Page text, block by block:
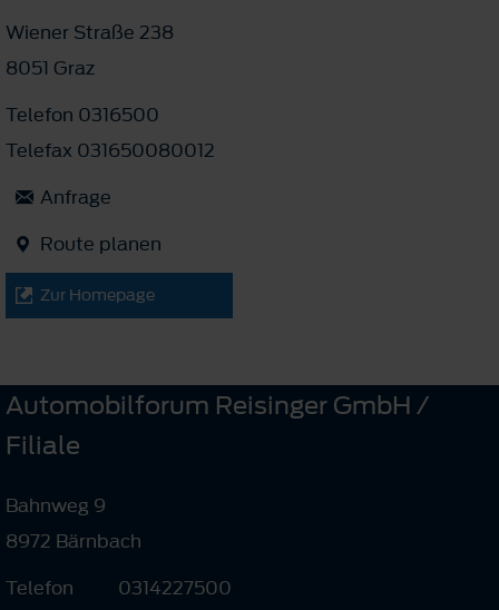
Wiener Straße 238
8051 Graz
Telefon 0316500
Telefax 031650080012
Anfrage
Route planen
Zur Homepage
Automobilforum Reisinger GmbH /
Filiale
Bahnweg 9
8972 Bärnbach
Telefon
0314227500